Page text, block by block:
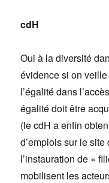
cdH
Oui à la diversité
évidence si on
l’égalité dans
égalité doit être
(le cdH a enfin
d’emplois sur le
l’instauration de «
mobilisent les